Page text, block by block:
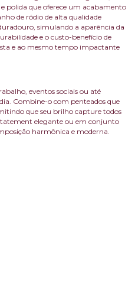
polida que oferece um acabamento
de ródio de alta qualidade
simulando a aparência da
e o custo-benefício de
e ao mesmo tempo impactante
eventos sociais ou até
Combine-o com penteados que
que seu brilho capture todos
elegante ou em conjunto
harmônica e moderna.